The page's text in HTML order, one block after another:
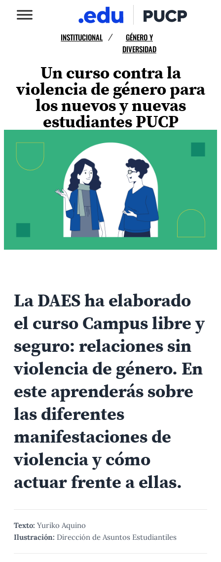
INSTITUCIONAL /
GÉNERO Y
DIVERSIDAD
Un curso contra la
violencia de género para
los nuevos y nuevas
estudiantes PUCP
La DAES ha elaborado
el cursoCampus libre y
seguro: relaciones sin
violencia de género. En
este aprenderás sobre
las diferentes
manifestaciones de
violencia y cómo
actuar frente a ellas.
Texto: Yuriko Aquino
Ilustración: Dirección de Asuntos Estudiantiles